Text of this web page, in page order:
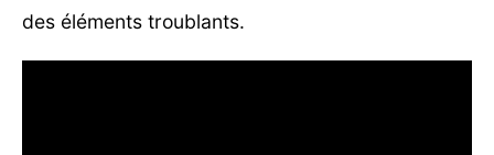
des éléments troublants.